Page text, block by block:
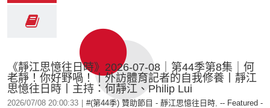
《靜江思憶往日時》2026-07-08｜第44季第8集｜何
老靜！你好野喎！丨外訪體育記者的自我修養丨靜江
思憶往日時丨主持：何靜江、Philip Lui
2026/07/08 20:00:33 #(第44季) 贊助節目 - 靜江思憶往日時, -- Featured -